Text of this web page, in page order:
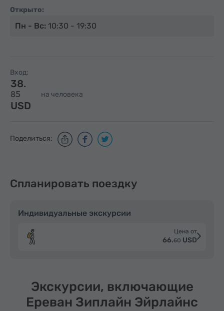
Открыто:
Пн - Вс: 10:30 - 19:30
Вход:
38.
85
USD
на человека
Поделиться:
Спланировать поездку
Индивидуальные экскурсии
Цена от
66.60 USD
Экскурсии, включающие
Ереван Зиплайн Эйрлайнс